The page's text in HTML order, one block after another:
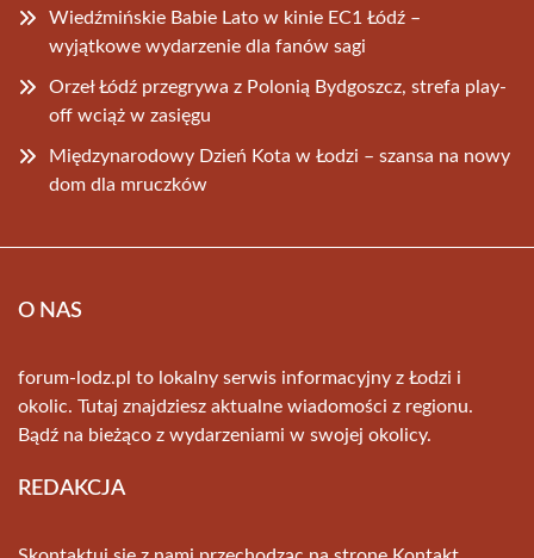
Wiedźmińskie Babie Lato w kinie EC1 Łódź –
wyjątkowe wydarzenie dla fanów sagi
Orzeł Łódź przegrywa z Polonią Bydgoszcz, strefa play-
off wciąż w zasięgu
Międzynarodowy Dzień Kota w Łodzi – szansa na nowy
dom dla mruczków
O NAS
forum-lodz.pl to lokalny serwis informacyjny z Łodzi i
okolic. Tutaj znajdziesz aktualne wiadomości z regionu.
Bądź na bieżąco z wydarzeniami w swojej okolicy.
REDAKCJA